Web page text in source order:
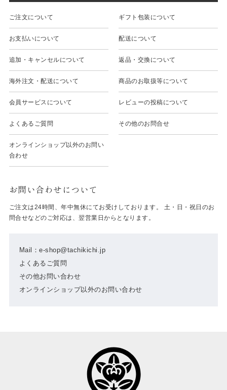
ご注文について ギフト包装について
お支払いについて 配送について
追加・キャンセルについて 返品・交換について
海外注文・配送について 商品のお取扱等について
会員サービスについて レビューの投稿について
よくあるご質問 その他のお問合せ
オンラインショップ以外のお問い
合わせ
お問い合わせについて
Mail：e-shop@tachikichi.jp
よくあるご質問
その他お問い合わせ
オンラインショップ以外のお問い合わせ
ご注文は24時間、年中無休にてお受けしております。 土・日・祝日のお
問合せなどのご対応は、翌営業日からとなります。